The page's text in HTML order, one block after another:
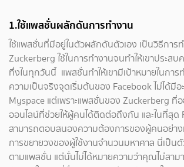
1.ใช้แพสชั่นผลักดันการทำงาน
ใช้แพสชั่นที่มีอยู่ในตัวผลักดันตัวเอง เป็นวิธีการ
Zuckerberg ใช้ในการทำงานจนทำให้เขาประสบ
ทึ่งในทุกวันนี้ แพสชั่นทำให้เขามีเป้าหมายในการ
ความเป็นจริงจุดเริ่มต้นของ Facebook ไม่ได้มีอ
Myspace แต่เพราะแพสชั่นของ Zuckerberg ที่
ออนไลน์ที่ช่วยให้ผู้คนได้ติดต่อถึงกัน และในที่สุด
สามารถตอบสนองความต้องการของผู้คนอย่าง
การขยายวงของผู้ใช้งานจำนวนมหาศาล นี่เป็น
ตามแพสชั่น แต่นั่นไม่ได้หมายความว่าคุณไม่สามา